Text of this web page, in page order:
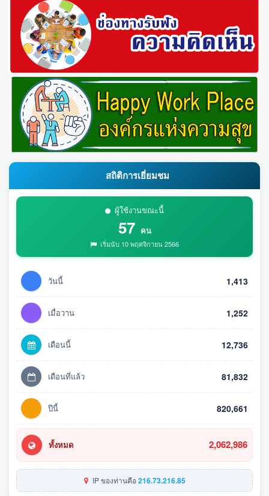
สถิติการเยี่ยมชม
ผู้ใช้งานขณะนี้
57 คน
เริ่มนับ 10 พฤศจิกายน 2566
วันนี้ 1,413
เมื่อวาน 1,252
เดือนนี้ 12,736
เดือนที่แล้ว 81,832
ปีนี้ 820,661
ทั้งหมด 2,062,986
IP ของท่านคือ216.73.216.85